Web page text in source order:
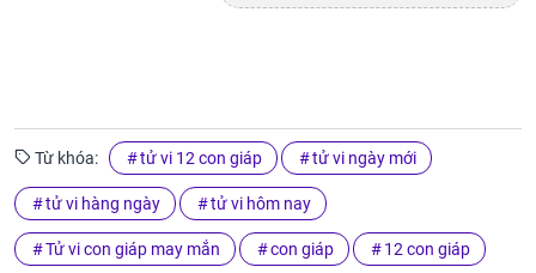
Từ khóa: tử vi 12 con giáp tử vi ngày mới
tử vi hàng ngày tử vi hôm nay
Tử vi con giáp may mắn con giáp 12 con giáp